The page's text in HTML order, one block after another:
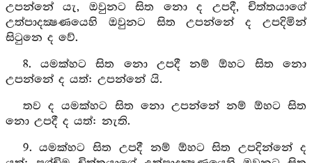
උපන්නේ යැ, ඔවුනට සිත නො ද උපදී, චිත්තයාගේ
උත්පාදක්‍ෂණයෙහි ඔවුනට සිත උපන්නේ ද උපදිමින්
සිටුනෙ ද වේ.
8. යමක්හට සිත නො උපදී නම් ඕහට සිත නො
උපන්නේ ද යත්: උපන්නේ යි.
තව ද යමක්හට සිත නො උපන්නේ නම් ඕහට සිත
නො උපදී ද යත්: නැති.
9. යමක්හට සිත උපදී නම් ඕහට සිත උපදින්නේ ද